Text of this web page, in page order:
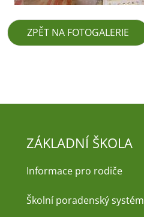
ZPĚT NA FOTOGALERIE
ZÁKLADNÍ ŠKOLA
Informace pro rodiče
Školní poradenský systém